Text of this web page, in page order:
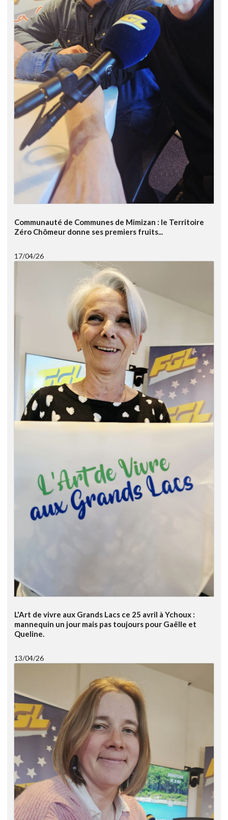
Communauté de Communes de Mimizan : le Territoire
Zéro Chômeur donne ses premiers fruits...
17/04/26
L'Art de vivre aux Grands Lacs ce 25 avril à Ychoux :
mannequin un jour mais pas toujours pour Gaëlle et
Queline.
13/04/26